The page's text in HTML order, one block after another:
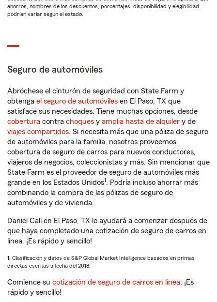
ahorros, nombres de los descuentos, porcentajes, disponibilidad y elegibilidad
podrían variar según el estado.
Seguro de automóviles
Abróchese el cinturón de seguridad con State Farm y
obtenga el seguro de automóviles en El Paso, TX que
satisface sus necesidades. Tiene muchas opciones, desde
cobertura contra choques y amplia hasta de alquiler y de
viajes compartidos. Si necesita más que una póliza de seguro
de automóviles para la familia, nosotros proveemos
cobertura de seguro de carros para nuevos conductores,
viajeros de negocios, coleccionistas y más. Sin mencionar que
State Farm es el proveedor de seguro de automóviles más
grande en los Estados Unidos1 . Podría incluso ahorrar más
combinando la compra de las pólizas de seguro de
automóviles y de vivienda.
Daniel Call en El Paso, TX le ayudará a comenzar después de
que haya completado una cotización de seguro de carros en
línea. ¡Es rápido y sencillo!
1. Clasificación y datos de S&P Global Market Intelligence basados en primas
directas escritas a fecha del 2018.
Comience su cotización de seguro de carros en línea. ¡Es
rápido y sencillo!